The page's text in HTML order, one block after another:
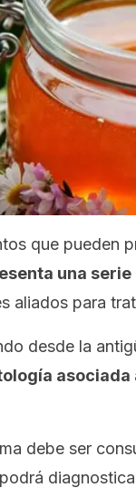
que pueden
una
aliados para
desde la
asociada
debe ser